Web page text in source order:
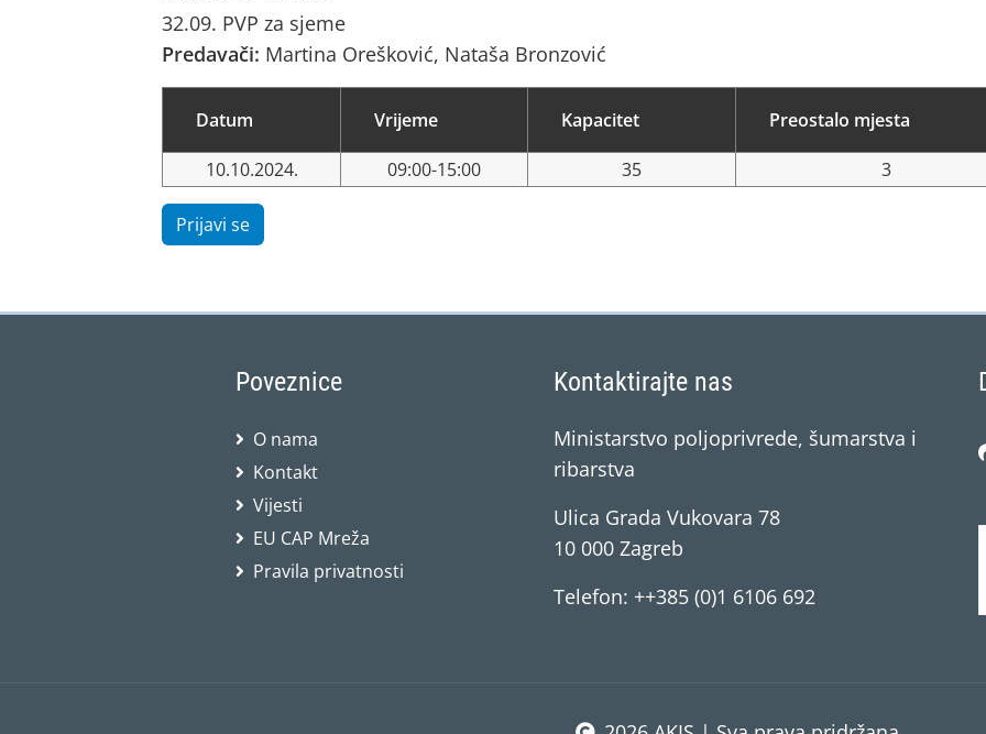
32.09. PVP za sjeme
Predavači: Martina Orešković, Nataša Bronzović
Datum Vrijeme Kapacitet Preostalo mjesta
10.10.2024. 09:00-15:00 35 3
Prijavi se
Poveznice
O nama
Kontakt
Vijesti
EU CAP Mreža
Pravila privatnosti
Kontaktirajte nas
Ministarstvo poljoprivrede, šumarstva i
ribarstva
Ulica Grada Vukovara 78
10 000 Zagreb
Telefon: ++385 (0)1 6106 692